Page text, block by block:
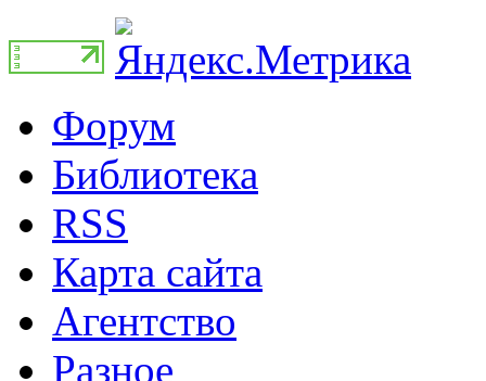
Форум
Библиотека
RSS
Карта сайта
Агентство
Разное